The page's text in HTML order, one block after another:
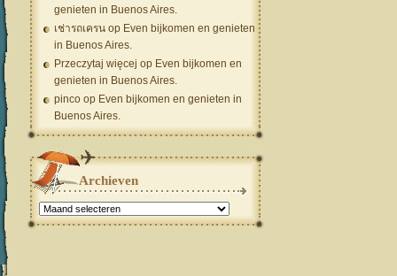
genieten in Buenos Aires.
เช่ารถเครน op Even bijkomen en genieten
in Buenos Aires.
Przeczytaj więcej op Even bijkomen en
genieten in Buenos Aires.
pinco op Even bijkomen en genieten in
Buenos Aires.
Archieven
Archieven